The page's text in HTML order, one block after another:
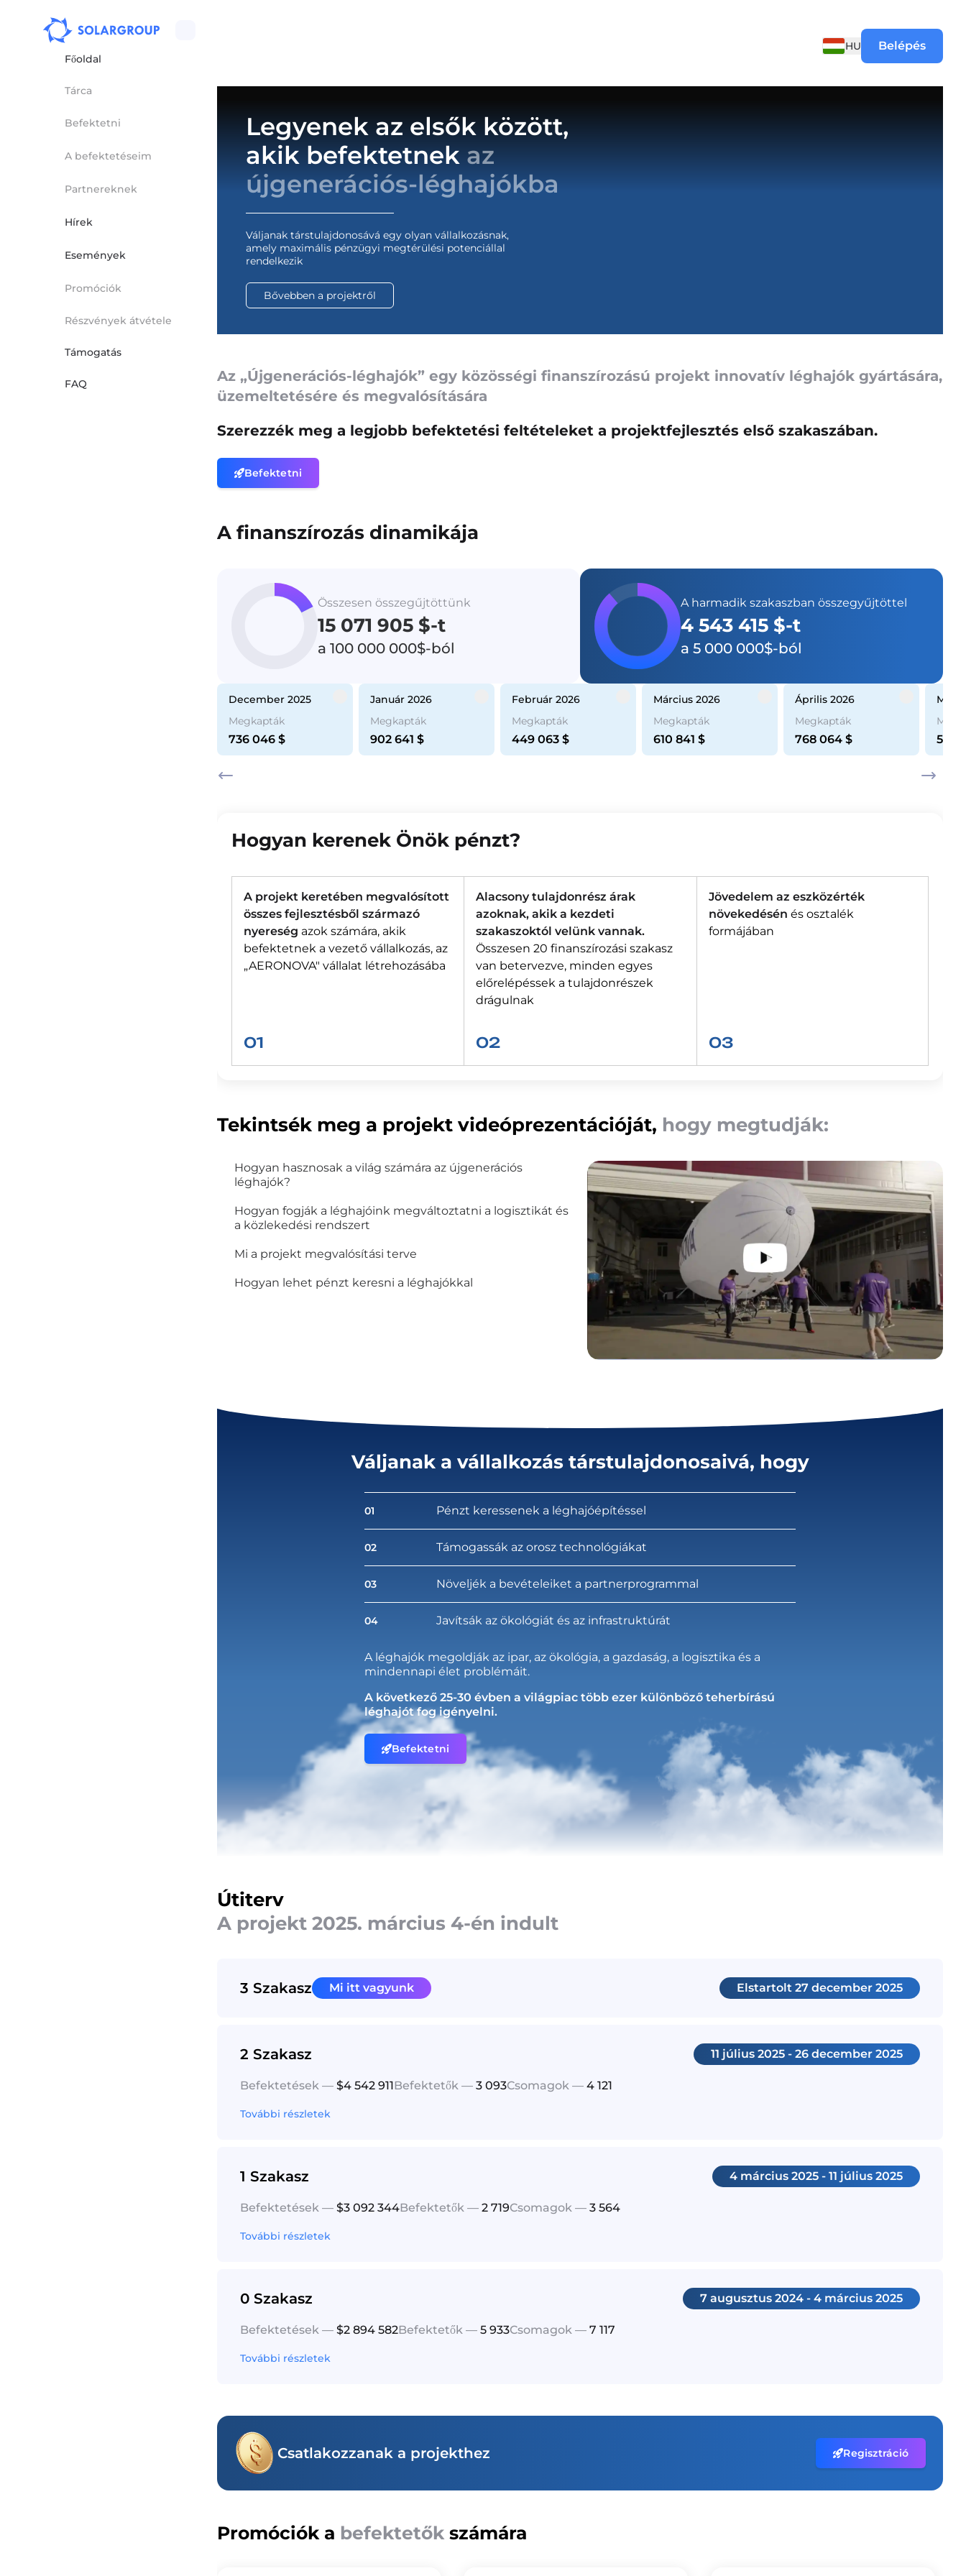
Főoldal
Tárca
Befektetni
A befektetéseim
Partnereknek
Hírek
Események
Promóciók
Részvények átvétele
Támogatás
FAQ
HU Belépés
Legyenek az elsők között,
akik befektetnekaz
újgenerációs-léghajókba
Váljanak társtulajdonosává egy olyan vállalkozásnak,
amely maximális pénzügyi megtérülési potenciállal
rendelkezik
Bővebben a projektről
Az „Újgenerációs-léghajók” egy közösségi finanszírozású projekt innovatív léghajók gyártására,
üzemeltetésére és megvalósítására
Szerezzék meg a legjobb befektetési feltételeket a projektfejlesztés első szakaszában.
Befektetni
A finanszírozás dinamikája
Összesen összegűjtöttünk
15 071 905 $-t
a 100 000 000$-ból
A harmadik szakaszban összegyűjtöttel
4 543 415 $-t
a 5 000 000$-ból
december 2025
Megkapták
736 046 $
január 2026
Megkapták
902 641 $
február 2026
Megkapták
449 063 $
március 2026
Megkapták
610 841 $
április 2026
Megkapták
768 064 $ 568
Hogyan kerenek Önök pénzt?
A projekt keretében megvalósított
összes fejlesztésből származó
nyereség azok számára, akik
befektetnek a vezető vállalkozás, az
„AERONOVA" vállalat létrehozásába
01
Alacsony tulajdonrész árak
azoknak, akik a kezdeti
szakaszoktól velünk vannak.
Összesen 20 finanszírozási szakasz
van betervezve, minden egyes
előrelépéssek a tulajdonrészek
drágulnak
02
Jövedelem az eszközérték
növekedésén és osztalék
formájában
03
Tekintsék meg a projekt videóprezentációját, hogy megtudják:
Hogyan hasznosak a világ számára az újgenerációs
léghajók?
Hogyan fogják a léghajóink megváltoztatni a logisztikát és
a közlekedési rendszert
Mi a projekt megvalósítási terve
Hogyan lehet pénzt keresni a léghajókkal
Váljanak a vállalkozás társtulajdonosaivá, hogy
01 Pénzt keressenek a léghajóépítéssel
02 Támogassák az orosz technológiákat
03 Növeljék a bevételeiket a partnerprogrammal
04 Javítsák az ökológiát és az infrastruktúrát
A léghajók megoldják az ipar, az ökológia, a gazdaság, a logisztika és a
mindennapi élet problémáit.
A következő 25-30 évben a világpiac több ezer különböző teherbírású
léghajót fog igényelni.
Befektetni
Útiterv
A projekt 2025. március 4-én indult
3 Szakasz Mi itt vagyunk Elstartolt 27 december 2025
2 Szakasz 11 július 2025 - 26 december 2025
Befektetések — $4 542 911Befektetők — 3 093Csomagok — 4 121
További részletek
1 Szakasz 4 március 2025 - 11 július 2025
Befektetések — $3 092 344Befektetők — 2 719Csomagok — 3 564
További részletek
0 Szakasz 7 augusztus 2024 - 4 március 2025
Befektetések — $2 894 582Befektetők — 5 933Csomagok — 7 117
További részletek
Csatlakozzanak a projekthez Regisztráció
Promóciók a befektetők számára